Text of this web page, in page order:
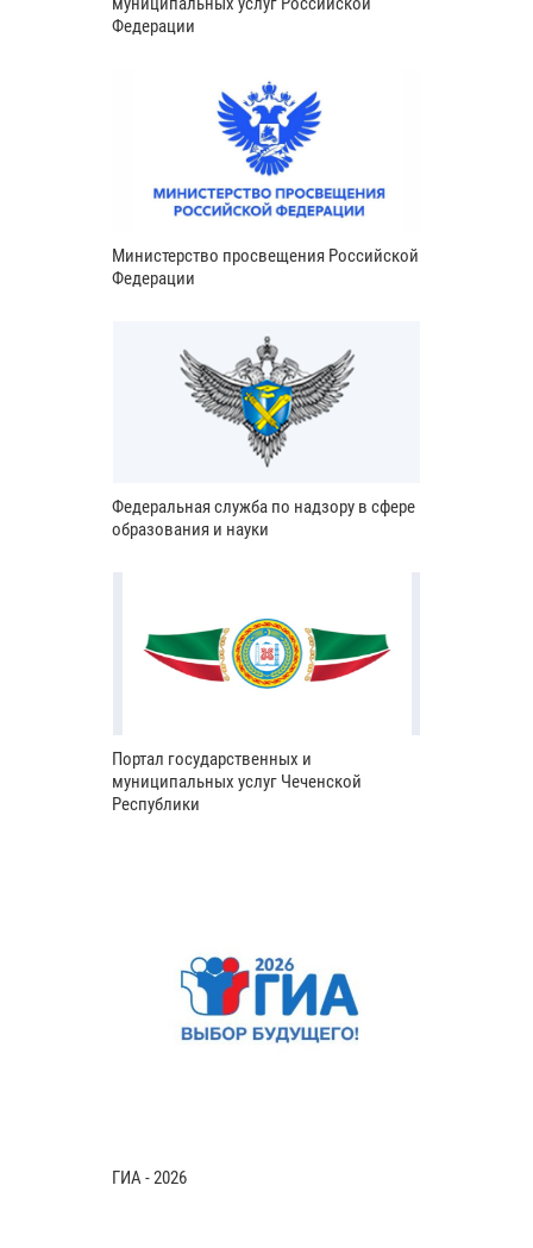
Федерации
Министерство просвещения Российской
Федерации
Федеральная служба по надзору в сфере
образования и науки
Портал государственных и
муниципальных услуг Чеченской
Республики
ГИА - 2026